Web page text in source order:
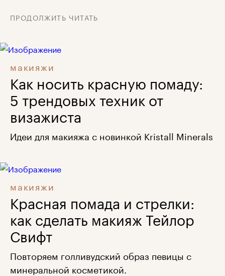
ПРОДОЛЖИТЬ ЧИТАТЬ
макияжи
Как носить красную помаду:
5 трендовых техник от
визажиста
Идеи для макияжа с новинкой Kristall Minerals
макияжи
Красная помада и стрелки:
как сделать макияж Тейлор
Свифт
Повторяем голливудский образ певицы с
минеральной косметикой.